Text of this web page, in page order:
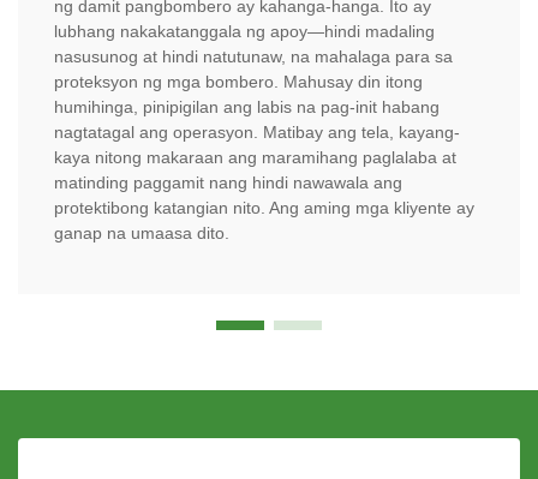
ng damit pangbombero ay kahanga-hanga. Ito ay
lubhang nakakatanggala ng apoy—hindi madaling
nasusunog at hindi natutunaw, na mahalaga para sa
proteksyon ng mga bombero. Mahusay din itong
humihinga, pinipigilan ang labis na pag-init habang
nagtatagal ang operasyon. Matibay ang tela, kayang-
kaya nitong makaraan ang maramihang paglalaba at
matinding paggamit nang hindi nawawala ang
protektibong katangian nito. Ang aming mga kliyente ay
ganap na umaasa dito.